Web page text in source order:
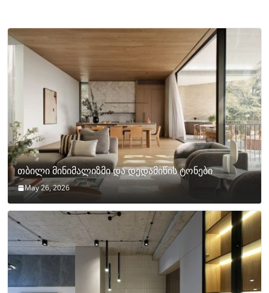
თბილი მინიმალიზმი და დედამიწის ტონები
May 26, 2026